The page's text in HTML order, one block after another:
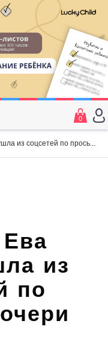
0
соцсетей по просьбе дочери
из
по